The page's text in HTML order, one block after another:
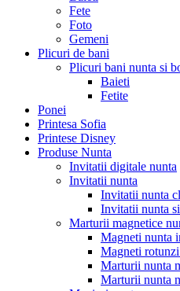
Fete
Foto
Gemeni
Plicuri de bani
Plicuri bani nunta si
Baieti
Fetite
Ponei
Printesa Sofia
Printese Disney
Produse Nunta
Invitatii digitale nunta
Invitatii nunta
Invitatii nunta
Invitatii nunta
Marturii magnetice
Magneti nunta
Magneti
Marturii nunta
Marturii nunta